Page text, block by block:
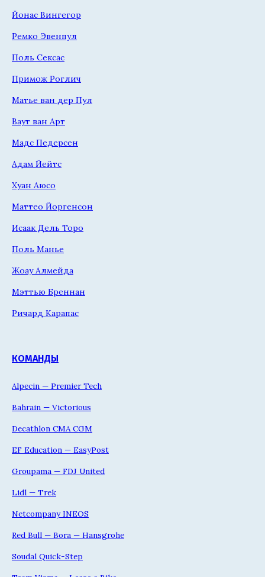
Йонас Вингегор
Ремко Эвенпул
Поль Сексас
Примож Роглич
Матье ван дер Пул
Ваут ван Арт
Мадс Педерсен
Адам Йейтс
Хуан Аюсо
Маттео Йоргенсон
Исаак Дель Торо
Поль Манье
Жоау Алмейда
Мэттью Бреннан
Ричард Карапас
КОМАНДЫ
Alpecin — Premier Tech
Bahrain — Victorious
Decathlon CMA CGM
EF Education — EasyPost
Groupama — FDJ United
Lidl — Trek
Netcompany INEOS
Red Bull — Bora — Hansgrohe
Soudal Quick-Step